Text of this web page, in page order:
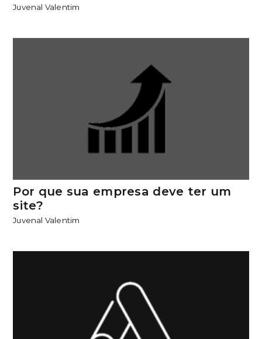
Juvenal Valentim
Por que sua empresa deve ter um
site?
Juvenal Valentim